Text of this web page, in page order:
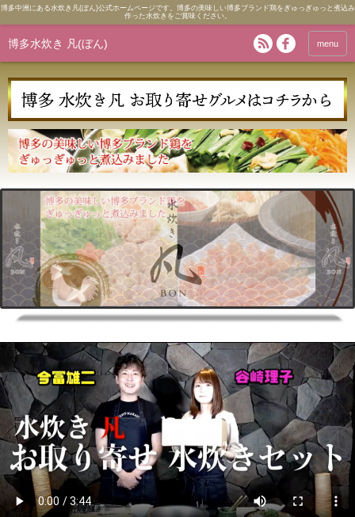
博多中洲にある水炊き凡(ぼん)公式ホームページです。博多の美味しい博多ブランド鶏をぎゅっぎゅっと煮込み
作った水炊きをご賞味ください。
博多水炊き 凡(ぼん) menu